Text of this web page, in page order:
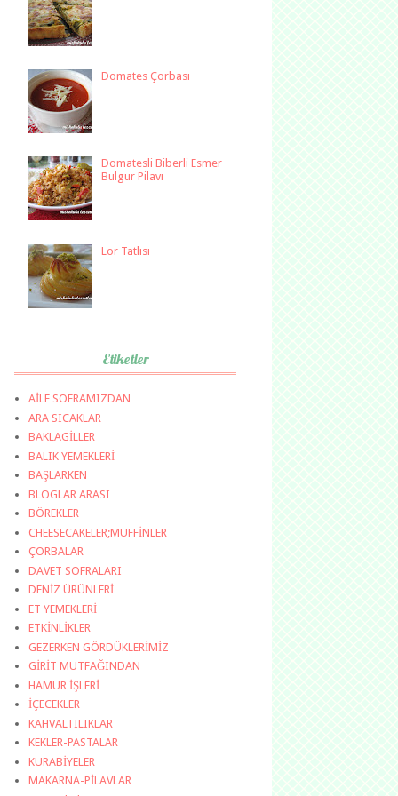
Domates Çorbası
Domatesli Biberli Esmer
Bulgur Pilavı
Lor Tatlısı
Etiketler
AİLE SOFRAMIZDAN
ARA SICAKLAR
BAKLAGİLLER
BALIK YEMEKLERİ
BAŞLARKEN
BLOGLAR ARASI
BÖREKLER
CHEESECAKELER;MUFFİNLER
ÇORBALAR
DAVET SOFRALARI
DENİZ ÜRÜNLERİ
ET YEMEKLERİ
ETKİNLİKLER
GEZERKEN GÖRDÜKLERİMİZ
GİRİT MUTFAĞINDAN
HAMUR İŞLERİ
İÇECEKLER
KAHVALTILIKLAR
KEKLER-PASTALAR
KURABİYELER
MAKARNA-PİLAVLAR